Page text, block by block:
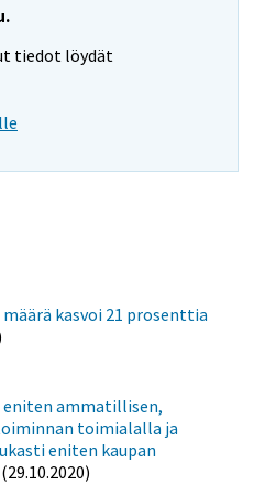
tiedot löydät
kasvoi 21 prosenttia
ammatillisen,
toimialalla ja
eniten kaupan
(29.10.2020)